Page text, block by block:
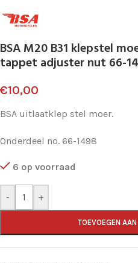
BSA M20 B31 klepstel
tappet adjuster nut 66-
€10,00
BSA uitlaatklep stel moer.
Onderdeel no. 66-1498
6 op voorraad
- +
TOEVOEGEN